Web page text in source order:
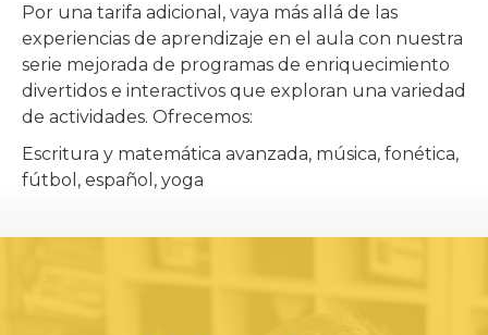
Por una tarifa adicional, vaya más allá de las
experiencias de aprendizaje en el aula con nuestra
serie mejorada de programas de enriquecimiento
divertidos e interactivos que exploran una variedad
de actividades. Ofrecemos:
Escritura y matemática avanzada, música, fonética,
fútbol, español, yoga